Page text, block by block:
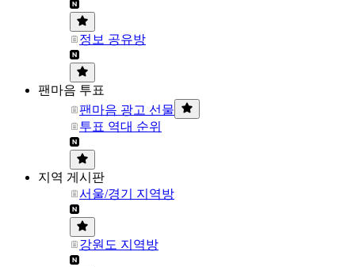
정보 공유방
팬마음 투표
팬마음 광고 선물
투표 역대 순위
지역 게시판
서울/경기 지역방
강원도 지역방